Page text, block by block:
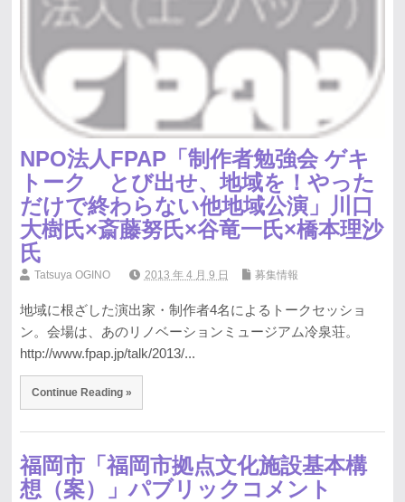
NPO法人FPAP「制作者勉強会 ゲキ
トーク とび出せ、地域を！やった
だけで終わらない他地域公演」川口
大樹氏×斎藤努氏×谷竜一氏×橋本理沙
氏
Tatsuya OGINO 2013 年 4 月 9 日 募集情報
地域に根ざした演出家・制作者4名によるトークセッショ
ン。会場は、あのリノベーションミュージアム冷泉荘。
http://www.fpap.jp/talk/2013/...
Continue Reading »
福岡市「福岡市拠点文化施設基本構
想（案）」パブリックコメント